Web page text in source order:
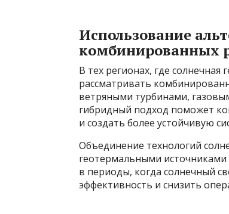
Использование
комбинированных
В тех регионах, где
рассматривать
ветряными турбинами,
гибридный подход поможет
и создать более устойчивую
Объединение технологий
геотермальными
в периоды, когда солнечный
эффективность и снизить